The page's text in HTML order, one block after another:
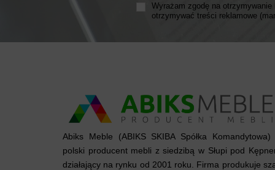
Wyrażam zgodę na
otrzymywać treści reklamowe
Abiks Meble (ABIKS SKIBA Spółka Komandytowa)
polski producent mebli z siedzibą w Słupi pod
działający na rynku od 2001 roku. Firma produkuje